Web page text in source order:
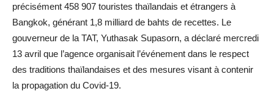
précisément 458 907 touristes thaïlandais et étrangers à
Bangkok, générant 1,8 milliard de bahts de recettes. Le
gouverneur de la TAT, Yuthasak Supasorn, a déclaré mercredi
13 avril que l’agence organisait l’événement dans le respect
des traditions thaïlandaises et des mesures visant à contenir
la propagation du Covid-19.